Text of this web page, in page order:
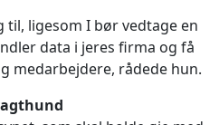
til, ligesom I bør vedtage en
data i jeres firma og få
medarbejdere, rådede hun.